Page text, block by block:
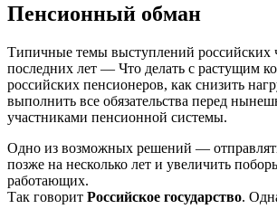
Пенсионный обман
Типичные темы выступлений российских
последних лет — Что делать с растущим
российских пенсионеров, как снизить
выполнить все обязательства перед
участниками пенсионной системы.
Одно из возможных решений —
позже на несколько лет и увеличить
работающих.
Так говорит Российское государство.